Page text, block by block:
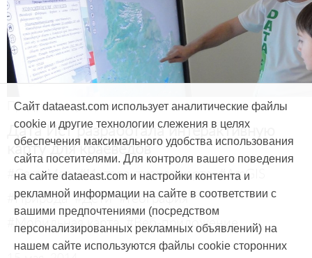
Продукты и услуги
Дата Ист разработала интерактивную
карту для краеведов
#CarryMap #Интерактивная карта #ArcGIS
#Природа #Дети #География
#Мобильная карта #Веб-приложение
Сайт dataeast.com использует аналитические файлы
cookie и другие технологии слежения в целях
обеспечения максимального удобства использования
сайта посетителями. Для контроля вашего поведения
на сайте dataeast.com и настройки контента и
рекламной информации на сайте в соответствии с
вашими предпочтениями (посредством
персонализированных рекламных объявлений) на
нашем сайте используются файлы cookie сторонних